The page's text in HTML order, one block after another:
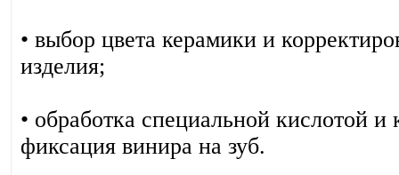
• выбор цвета керамики и
изделия;
• обработка специальной кислотой
фиксация винира на зуб.